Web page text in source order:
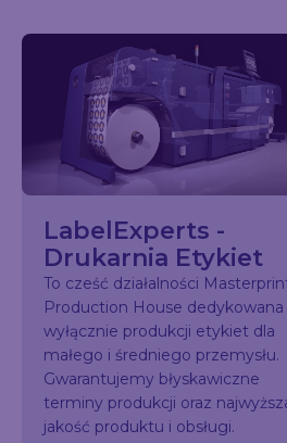
LabelExperts -
Drukarnia Etykiet
To cześć działalności
Production House dedykowana
wyłącznie produkcji etykiet dla
małego i średniego przemysłu.
Gwarantujemy błyskawiczne
terminy produkcji oraz
jakość produktu i obsługi.